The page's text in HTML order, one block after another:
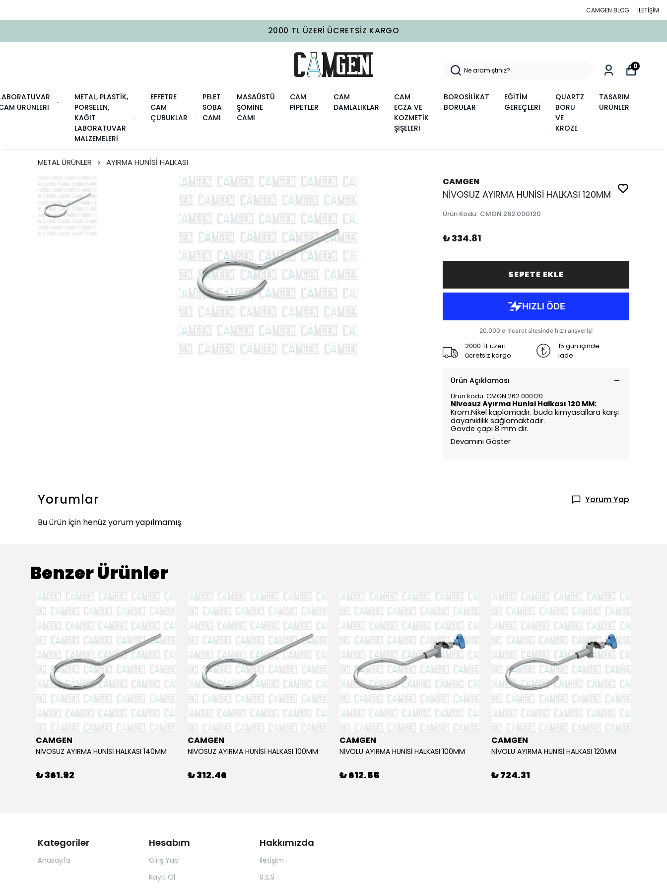
CAMGEN BLOG İLETİŞİM
2000 TL ÜZERI ÜCRETSIZ KARGO
ÜRÜNLERİ
METAL, PLASTİK,
PORSELEN,
KAĞIT
LABORATUVAR
MALZEMELERİ
EFFETRE
CAM
ÇUBUKLAR
PELET
SOBA
CAMI
MASAÜSTÜ
ŞÖMİNE
CAMI
CAM
PİPETLER
CAM
DAMLALIKLAR
CAM
ECZA VE
KOZMETİK
ŞİŞELERİ
BOROSİLİKAT
BORULAR
EĞİTİM
GEREÇLERİ
QUARTZ
BORU
VE
KROZE
TASARIM
ÜRÜNLER
0
METAL ÜRÜNLER AYIRMA HUNİSİ HALKASI
CAMGEN
NİVOSUZ AYIRMA HUNİSİ HALKASI 120MM
Ürün Kodu: CMGN.262.000120
₺ 334.81
SEPETE EKLE
2000 TL üzeri
ücretsiz kargo
15 gün içinde
iade
Ürün Açıklaması
Ürün kodu: CMGN.262.000120
Nivosuz Ayırma Hunisi Halkası 120 MM:
Krom.Nikel kaplamadır. buda kimyasallara karşı
dayanıklılık sağlamaktadır.
Gövde çapı 8 mm dir.
Devamını Göster
Yorumlar
Yorum Yap
Bu ürün için henüz yorum yapılmamış.
Benzer Ürünler
CAMGEN
NİVOSUZ AYIRMA HUNİSİ HALKASI 140MM
₺ 361.92
CAMGEN
NİVOSUZ AYIRMA HUNİSİ HALKASI 100MM
₺ 312.46
CAMGEN
NİVOLU AYIRMA HUNİSİ HALKASI 100MM
₺ 612.55
CAMGEN
NİVOLU AYIRMA HUNİSİ HALKASI 120MM
₺ 724.31
Kategoriler
Anasayfa
Hesabım
Giriş Yap
Kayıt Ol
Hakkımızda
İletişim
S.S.S